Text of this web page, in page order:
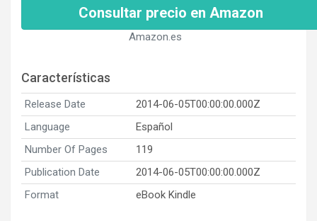
Consultar precio en Amazon
Amazon.es
Características
Release Date
2014-06-05T00:00:00.000Z
Language
Español
Number Of Pages
119
Publication Date
2014-06-05T00:00:00.000Z
Format
eBook Kindle